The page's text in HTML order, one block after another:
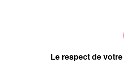
Le respect de